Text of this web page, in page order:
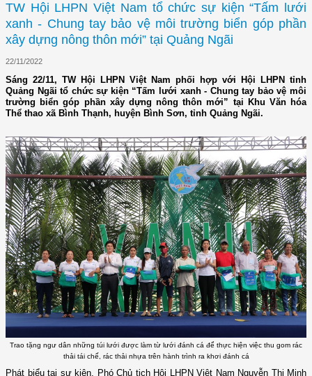
TW Hội LHPN Việt Nam tổ chức sự kiện “Tấm lưới
xanh - Chung tay bảo vệ môi trường biển góp phần
xây dựng nông thôn mới” tại Quảng Ngãi
22/11/2022
Sáng 22/11, TW Hội LHPN Việt Nam phối hợp với Hội LHPN tỉnh
Quảng Ngãi tổ chức sự kiện “Tấm lưới xanh - Chung tay bảo vệ môi
trường biển góp phần xây dựng nông thôn mới” tại Khu Văn hóa
Thể thao xã Bình Thạnh, huyện Bình Sơn, tỉnh Quảng Ngãi.
Trao tặng ngư dân những túi lưới được làm từ lưới đánh cá để thực hiện việc thu gom rác
thải tái chế, rác thải nhựa trên hành trình ra khơi đánh cá
Phát biểu tại sự kiện, Phó Chủ tịch Hội LHPN Việt Nam Nguyễn Thị Minh